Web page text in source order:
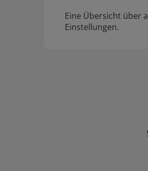
Eine Übersicht über
Einstellungen.